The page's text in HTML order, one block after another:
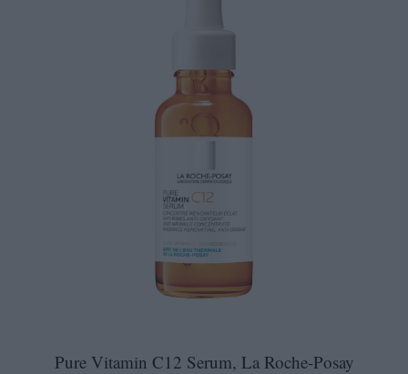
Pure Vitamin C12 Serum, La Roche-Posay